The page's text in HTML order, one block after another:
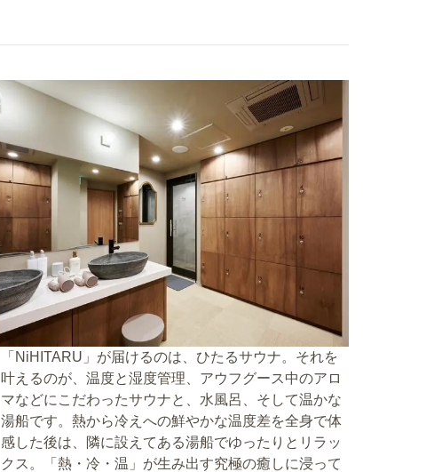
「NiHITARU」が届けるのは、ひたるサウナ。それを
叶えるのが、温度と湿度管理、アウフグース中のアロ
マなどにこだわったサウナと、水風呂、そして温かな
湯船です。熱から冷えへの鮮やかな温度差を全身で体
感した後は、隣に設えてある湯船でゆったりとリラッ
クス。「熱・冷・温」が生み出す究極の癒しに浸って